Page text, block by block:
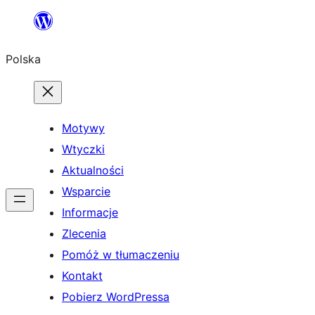
Przejdź
treści
Polska
Motywy
Wtyczki
Aktualności
Wsparcie
Informacje
Zlecenia
Pomóż w tłumaczeniu
Kontakt
Pobierz WordPressa